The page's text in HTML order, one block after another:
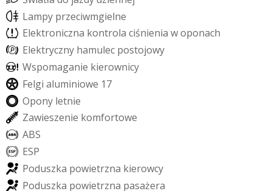
Lampy przeciwmgielne
Elektroniczna kontrola ciśnienia woponach
Elektryczny hamulec postojowy
Wspomaganie kierownicy
Felgi aluminiowe 17
Opony letnie
Zawieszenie komfortowe
ABS
ESP
Poduszka powietrzna kierowcy
Poduszka powietrzna pasażera